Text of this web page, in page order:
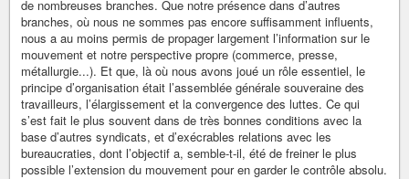
de nombreuses branches. Que notre présence dans d’autres
branches, où nous ne sommes pas encore suffisamment influents,
nous a au moins permis de propager largement l’information sur le
mouvement et notre perspective propre (commerce, presse,
métallurgie...). Et que, là où nous avons joué un rôle essentiel, le
principe d’organisation était l’assemblée générale souveraine des
travailleurs, l’élargissement et la convergence des luttes. Ce qui
s’est fait le plus souvent dans de très bonnes conditions avec la
base d’autres syndicats, et d’exécrables relations avec les
bureaucraties, dont l’objectif a, semble-t-il, été de freiner le plus
possible l’extension du mouvement pour en garder le contrôle absolu.